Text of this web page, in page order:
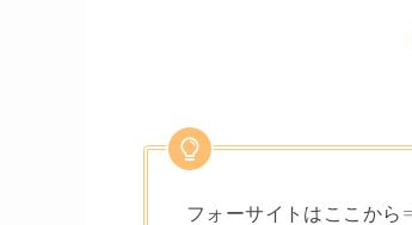
フォーサイトはここか